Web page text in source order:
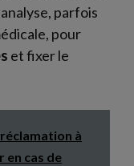
parfois
pour
et fixer le
à
en cas de